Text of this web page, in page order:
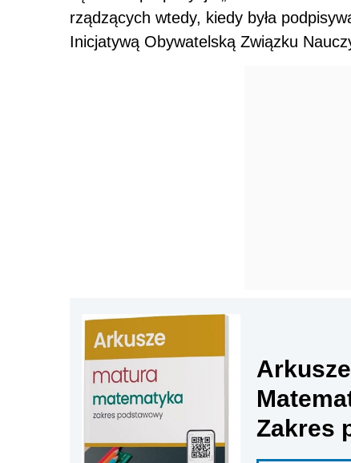
rządzących wtedy, kiedy była
Inicjatywą Obywatelską Związku
Zakres